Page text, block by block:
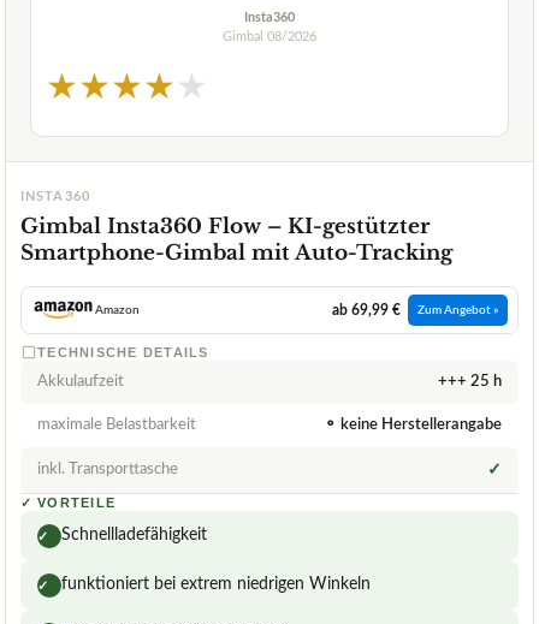
Insta360
Gimbal 08/2026
★★★★★
INSTA360
Gimbal Insta360 Flow – KI-gestützter
Smartphone-Gimbal mit Auto-Tracking
Amazon ab 69,99 € Zum Angebot »
TECHNISCHE DETAILS
Akkulaufzeit +++ 25 h
maximale Belastbarkeit ⚬ keine Herstellerangabe
inkl. Transporttasche ✓
✓ VORTEILE
✓ Schnellladefähigkeit
✓ funktioniert bei extrem niedrigen Winkeln